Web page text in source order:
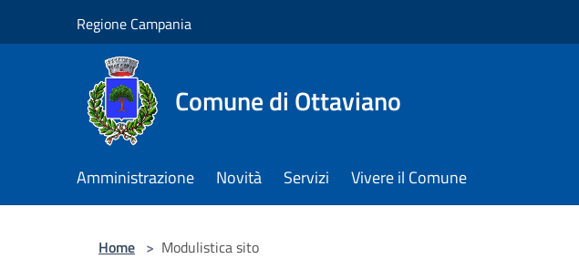
Regione Campania
Comune di Ottaviano
Amministrazione Novità Servizi Vivere il Comune
Home > Modulistica sito